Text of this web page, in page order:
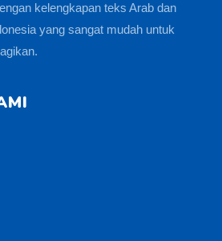
kelengkapan teks Arab dan
yang sangat mudah untuk